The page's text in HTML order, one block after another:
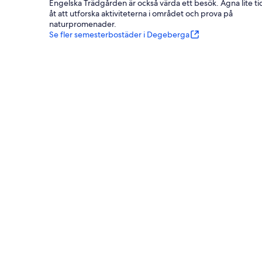
Engelska Trädgården är också värda ett besök. Ägna lite
åt att utforska aktiviteterna i området och prova på
naturpromenader.
Se fler semesterbostäder i Degeberga